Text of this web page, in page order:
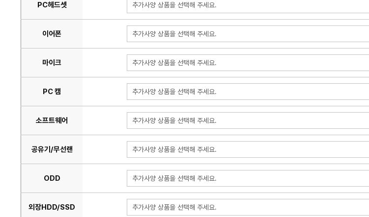
PC헤드셋 추가사양 상품을 선택해 주세요.
이어폰 추가사양 상품을 선택해 주세요.
마이크 추가사양 상품을 선택해 주세요.
PC 캠 추가사양 상품을 선택해 주세요.
소프트웨어 추가사양 상품을 선택해 주세요.
공유기/무선랜 추가사양 상품을 선택해 주세요.
ODD 추가사양 상품을 선택해 주세요.
외장HDD/SSD 추가사양 상품을 선택해 주세요.